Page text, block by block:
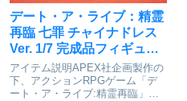
デート・ア・ライブ：精霊
再臨 七罪 チャイナドレス
Ver. 1/7 完成品フィギュア
が予約受付開始
アイテム説明APEX社企画製作の
下、アクションRPGゲーム「デ
ート・ア・ライブ:精霊再臨」よ